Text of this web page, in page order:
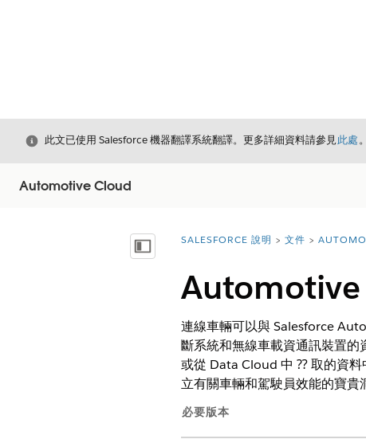
結束
此文已使用 Salesforce 機器翻譯系統翻譯。更多詳細資料請參見此處。
Automotive Cloud
顯示目錄 您位於此處：
SALESFORCE 說明 文件
Automotive
連線車輛可以與 Salesforce
斷系統和無線車載資通訊裝置
或從 Data Cloud 中 ⁇ 取的資料
立有關車輛和駕駛員效能的寶貴
必要版本